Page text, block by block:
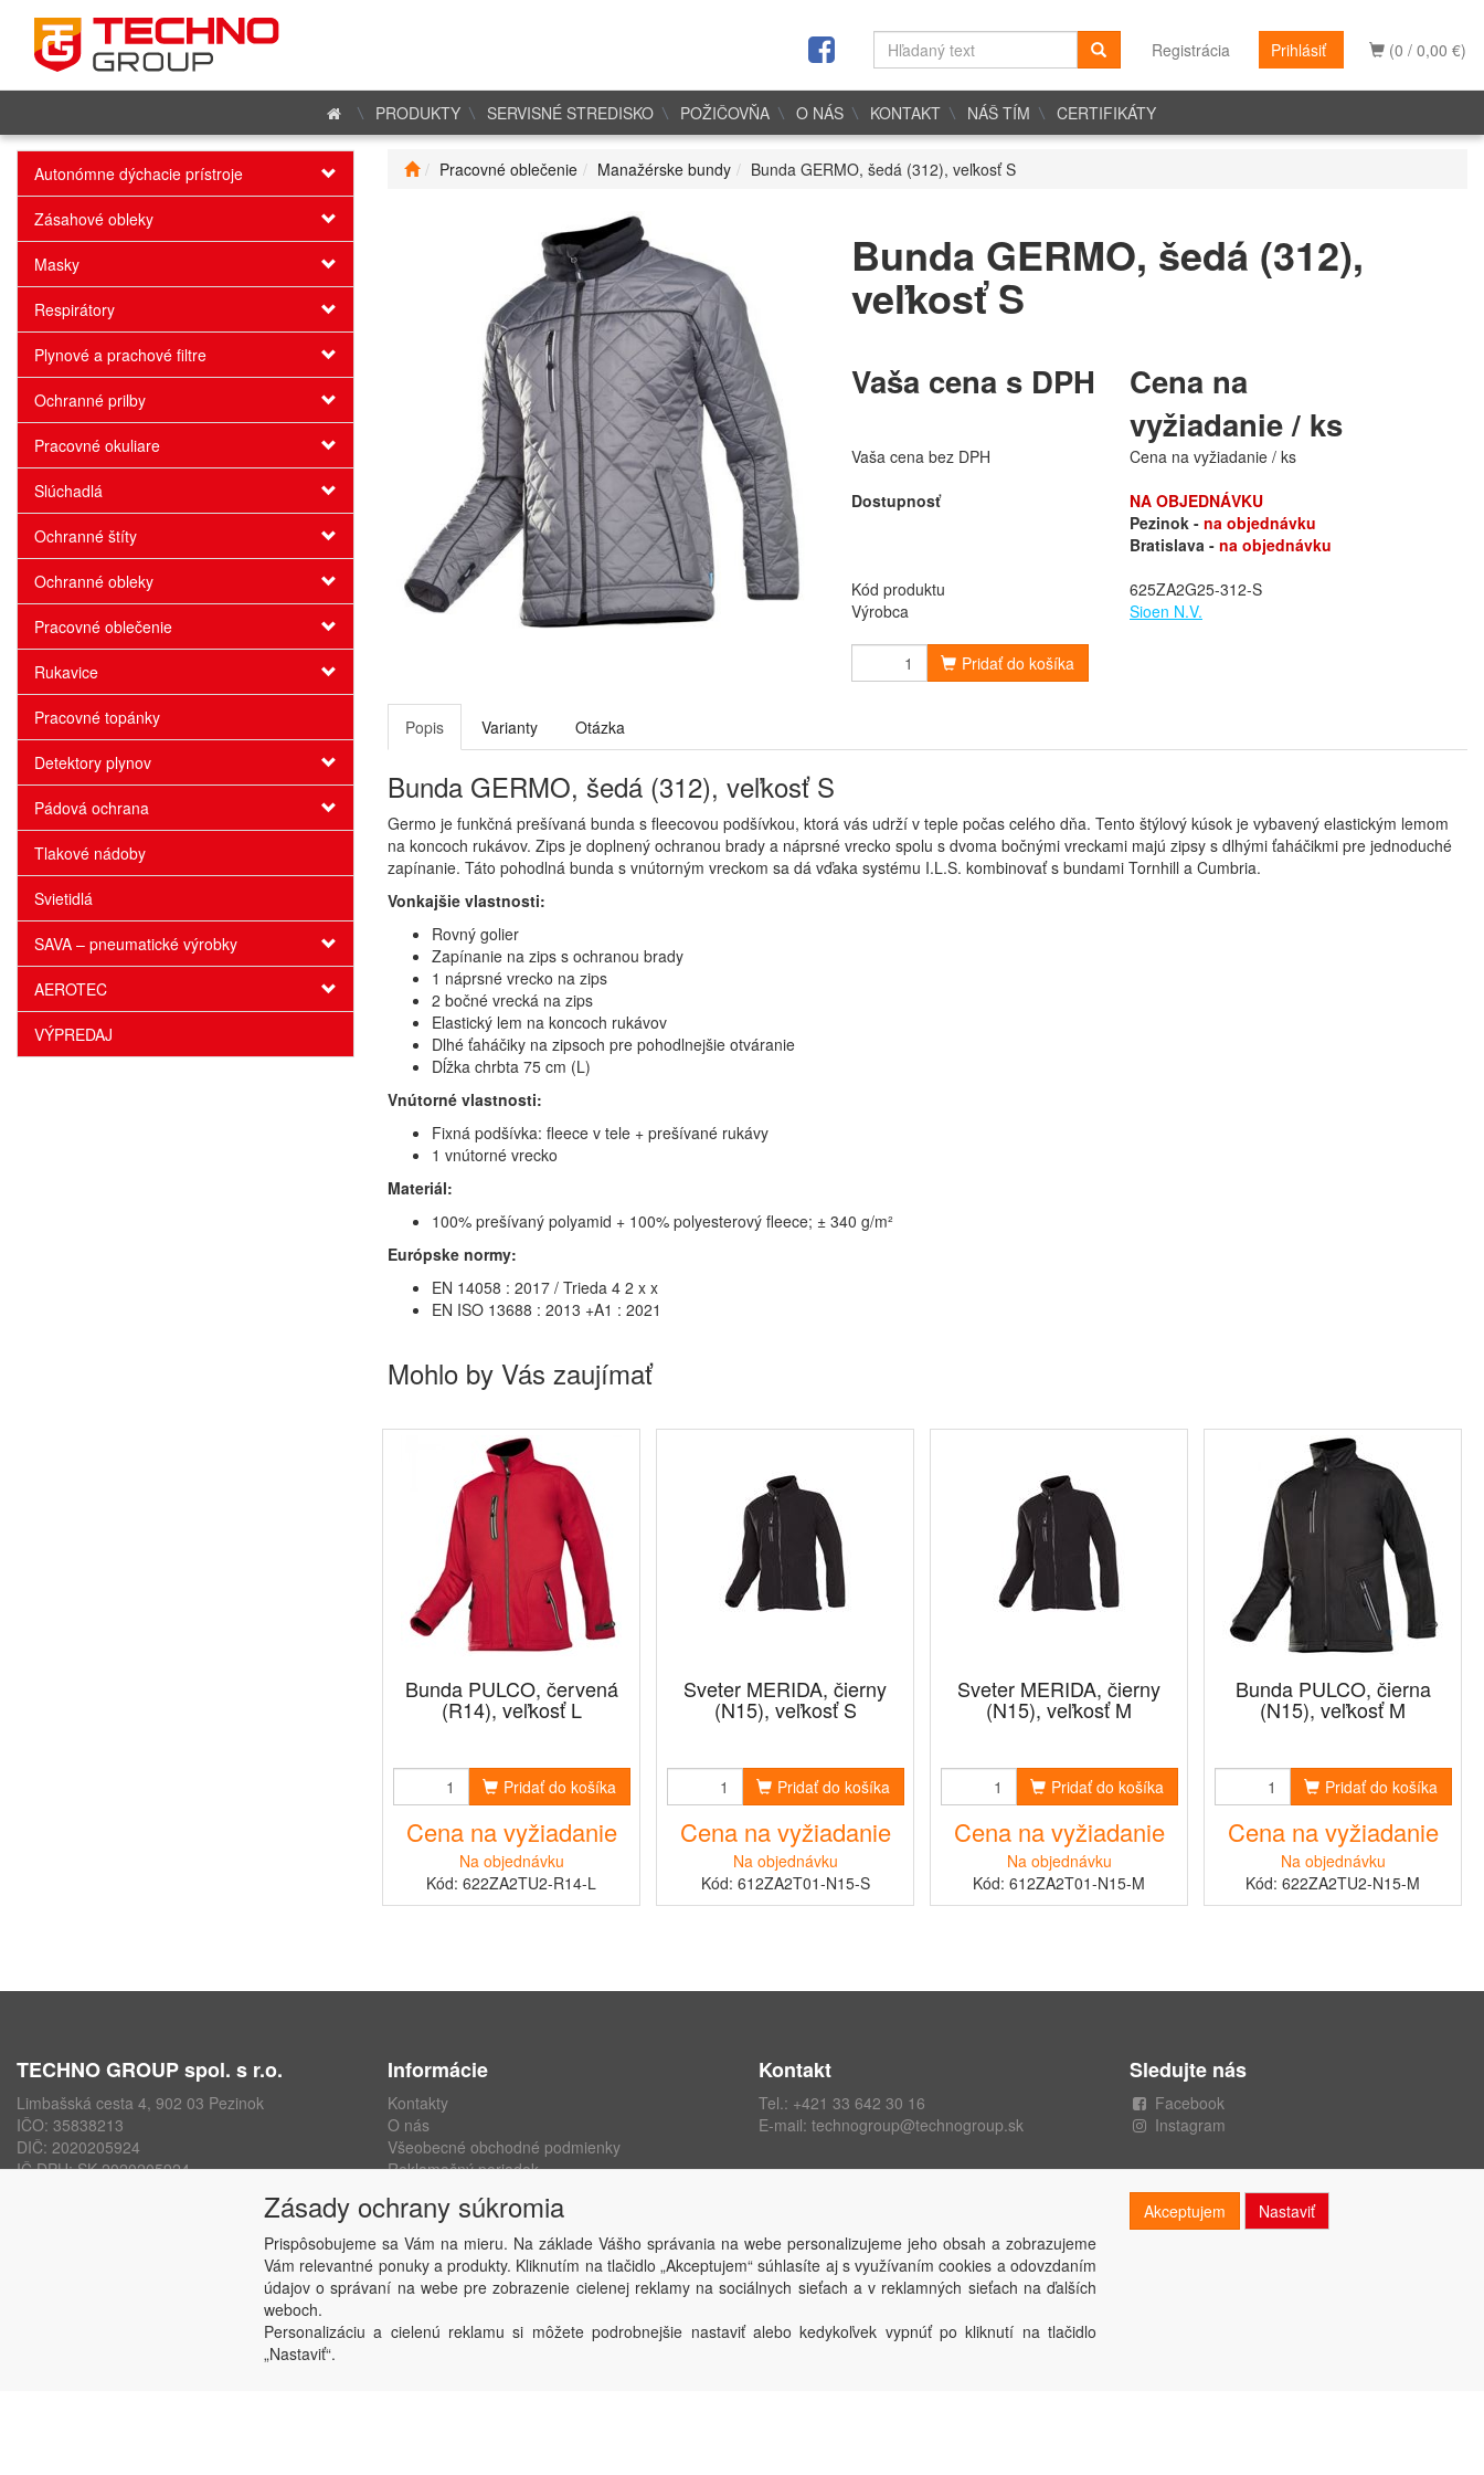
(0 / 0,00 €)
Registrácia Prihlásiť
PRODUKTY SERVISNÉ STREDISKO POŽIČOVŇA O NÁS KONTAKT NÁŠ TÍM CERTIFIKÁTY
Autonómne dýchacie prístroje
Zásahové obleky
Masky
Respirátory
Plynové a prachové filtre
Ochranné prilby
Pracovné okuliare
Slúchadlá
Ochranné štíty
Ochranné obleky
Pracovné oblečenie
Rukavice
Pracovné topánky
Detektory plynov
Pádová ochrana
Tlakové nádoby
Svietidlá
SAVA – pneumatické výrobky
AEROTEC
VÝPREDAJ
Pracovné oblečenie Manažérske bundy Bunda GERMO, šedá (312), veľkosť S
Bunda GERMO, šedá (312),
veľkosť S
Vaša cena s DPH
Cena na
vyžiadanie / ks
Vaša cena bez DPH
Cena na vyžiadanie / ks
Dostupnosť
NA OBJEDNÁVKU
Pezinok - na objednávku
Bratislava - na objednávku
Kód produktu
625ZA2G25-312-S
Výrobca
Sioen N.V.
Pridať do košíka
Popis Varianty Otázka
Bunda GERMO, šedá (312), veľkosť S
Germo je funkčná prešívaná bunda s fleecovou podšívkou, ktorá vás udrží v teple počas celého dňa. Tento štýlový kúsok je vybavený elastickým lemom
na koncoch rukávov. Zips je doplnený ochranou brady a náprsné vrecko spolu s dvoma bočnými vreckami majú zipsy s dlhými ťaháčikmi pre jednoduché
zapínanie. Táto pohodlná bunda s vnútorným vreckom sa dá vďaka systému I.L.S. kombinovať s bundami Tornhill a Cumbria.
Vonkajšie vlastnosti:
Rovný golier
Zapínanie na zips s ochranou brady
1 náprsné vrecko na zips
2 bočné vrecká na zips
Elastický lem na koncoch rukávov
Dlhé ťaháčiky na zipsoch pre pohodlnejšie otváranie
Dĺžka chrbta 75 cm (L)
Vnútorné vlastnosti:
Fixná podšívka: fleece v tele + prešívané rukávy
1 vnútorné vrecko
Materiál:
100% prešívaný polyamid + 100% polyesterový fleece; ± 340 g/m²
Európske normy:
EN 14058 : 2017 / Trieda 4 2 x x
EN ISO 13688 : 2013 +A1 : 2021
Mohlo by Vás zaujímať
Bunda PULCO, červená
(R14), veľkosť L
Pridať do košíka
Cena na vyžiadanie
Na objednávku
Kód: 622ZA2TU2-R14-L
Sveter MERIDA, čierny
(N15), veľkosť S
Pridať do košíka
Cena na vyžiadanie
Na objednávku
Kód: 612ZA2T01-N15-S
Sveter MERIDA, čierny
(N15), veľkosť M
Pridať do košíka
Cena na vyžiadanie
Na objednávku
Kód: 612ZA2T01-N15-M
Bunda PULCO, čierna
(N15), veľkosť M
Pridať do košíka
Cena na vyžiadanie
Na objednávku
Kód: 622ZA2TU2-N15-M
TECHNO GROUP spol. s r.o.
Limbašská cesta 4, 902 03 Pezinok
IČO: 35838213
DIČ: 2020205924
IČ DPH: SK 2020205924
Informácie
Kontakty
O nás
Všeobecné obchodné podmienky
Reklamačný poriadok
Nastavenie súkromia
Odstúpenie od zmluvy
Kontakt
Tel.: +421 33 642 30 16
E-mail: technogroup@technogroup.sk
Sledujte nás
Facebook
Instagram
Copyright © TECHNO GROUP spol. s r.o.2026
Zásady ochrany súkromia
Prispôsobujeme sa Vám na mieru. Na základe Vášho správania na webe personalizujeme jeho obsah a zobrazujeme
Vám relevantné ponuky a produkty. Kliknutím na tlačidlo „Akceptujem“ súhlasíte aj s využívaním cookies a odovzdaním
údajov o správaní na webe pre zobrazenie cielenej reklamy na sociálnych sieťach a v reklamných sieťach na ďalších
weboch.
Personalizáciu a cielenú reklamu si môžete podrobnejšie nastaviť alebo kedykoľvek vypnúť po kliknutí na tlačidlo
„Nastaviť“.
Akceptujem Nastaviť